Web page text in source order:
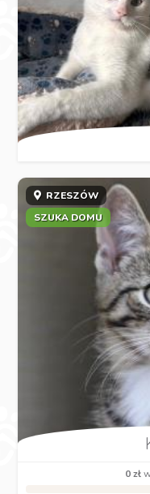
RZESZÓW
SZUKA DOMU
0 zł